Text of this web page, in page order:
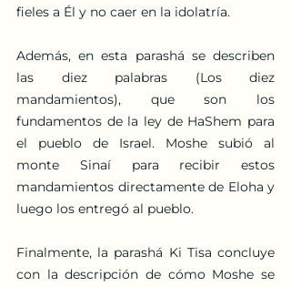
fieles a Él y no caer en la idolatría.
Además, en esta parashá se describen
las diez palabras (Los diez
mandamientos), que son los
fundamentos de la ley de HaShem para
el pueblo de Israel. Moshe subió al
monte Sinaí para recibir estos
mandamientos directamente de Eloha y
luego los entregó al pueblo.
Finalmente, la parashá Ki Tisa concluye
con la descripción de cómo Moshe se